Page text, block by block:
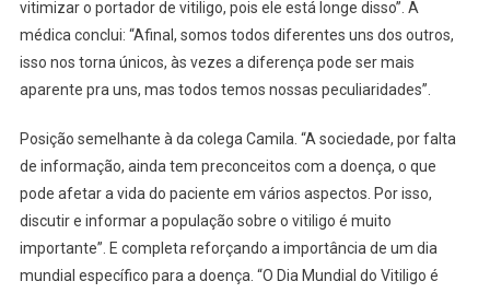
vitimizar o portador de vitiligo, pois ele está longe disso”. A
médica conclui: “Afinal, somos todos diferentes uns dos outros,
isso nos torna únicos, às vezes a diferença pode ser mais
aparente pra uns, mas todos temos nossas peculiaridades”.
Posição semelhante à da colega Camila. “A sociedade, por falta
de informação, ainda tem preconceitos com a doença, o que
pode afetar a vida do paciente em vários aspectos. Por isso,
discutir e informar a população sobre o vitiligo é muito
importante”. E completa reforçando a importância de um dia
mundial específico para a doença. “O Dia Mundial do Vitiligo é